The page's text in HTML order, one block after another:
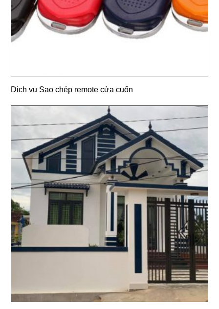
Dịch vụ Sao chép remote cửa cuốn